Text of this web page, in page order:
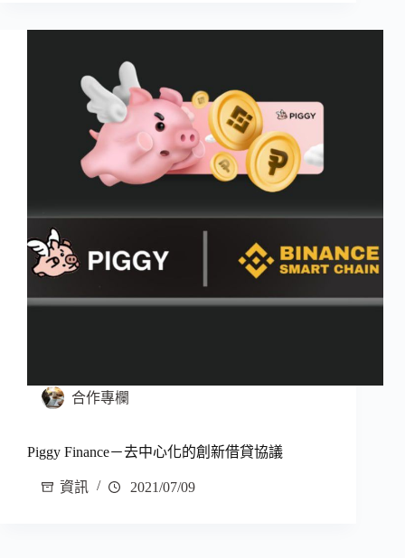
合作專欄
Piggy Finance－去中心化的創新借貸協議
資訊 2021/07/09